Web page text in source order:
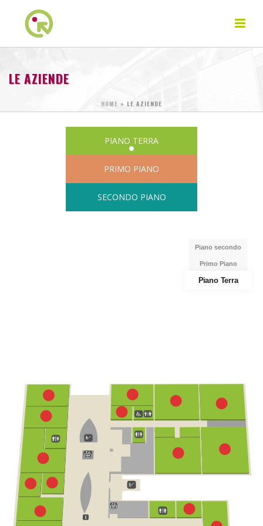
LE AZIENDE
HOME » LE AZIENDE
PIANO TERRA
PRIMO PIANO
SECONDO PIANO
Piano secondo
Primo Piano
Piano Terra